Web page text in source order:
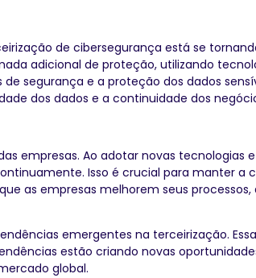
de cibersegurança está se
adicional de proteção, utilizando
segurança e a proteção dos dados
dos dados e a continuidade dos
empresas. Ao adotar novas tecnologias
Isso é crucial para manter
as empresas melhorem seus
emergentes na terceirização.
estão criando novas
global.